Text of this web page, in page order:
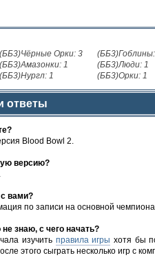
(ББ3)Чёрные Орки: 3
(ББ3)Амазонки: 1
(ББ3)Нургл: 1
(ББ3)Люди: 1
(ББ3)Орки: 1
ответы
Blood Bowl 2.
версию?
вами?
по записи на основной
знаю, с чего начать?
изучить правила игры хотя бы
этого сыграть несколько игр